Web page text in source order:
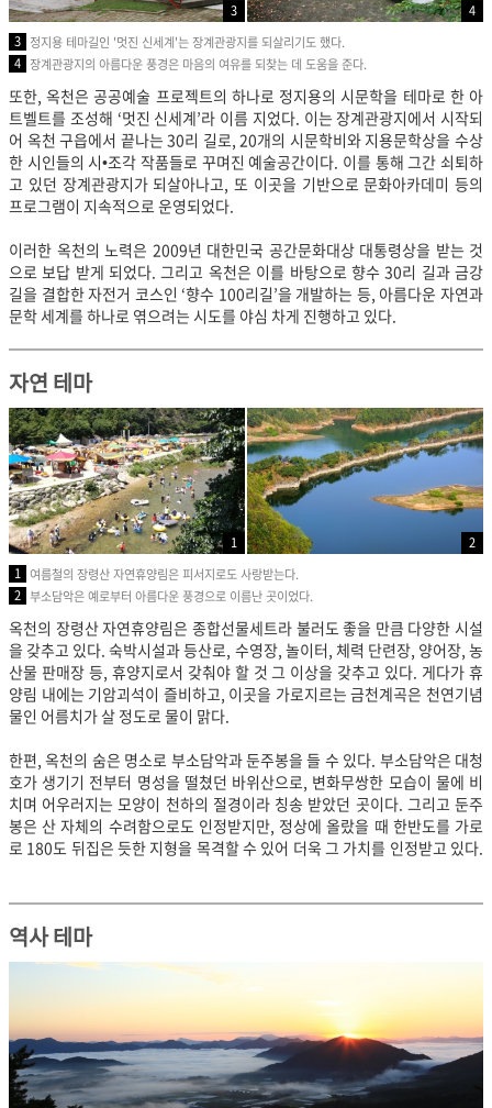
3
4
3 정지용 테마길인 '멋진 신세계'는 장계관광지를 되살리기도 했다.
4 장계관광지의 아름다운 풍경은 마음의 여유를 되찾는 데 도움을 준다.
또한, 옥천은 공공예술 프로젝트의 하나로 정지용의 시문학을 테마로 한 아
트벨트를 조성해 ‘멋진 신세계’라 이름 지었다. 이는 장계관광지에서 시작되
어 옥천 구읍에서 끝나는 30리 길로, 20개의 시문학비와 지용문학상을 수상
한 시인들의 시•조각 작품들로 꾸며진 예술공간이다. 이를 통해 그간 쇠퇴하
고 있던 장계관광지가 되살아나고, 또 이곳을 기반으로 문화아카데미 등의
프로그램이 지속적으로 운영되었다.
이러한 옥천의 노력은 2009년 대한민국 공간문화대상 대통령상을 받는 것
으로 보답 받게 되었다. 그리고 옥천은 이를 바탕으로 향수 30리 길과 금강
길을 결합한 자전거 코스인 ‘향수 100리길’을 개발하는 등, 아름다운 자연과
문학 세계를 하나로 엮으려는 시도를 야심 차게 진행하고 있다.
자연 테마
1
2
1 여름철의 장령산 자연휴양림은 피서지로도 사랑받는다.
2 부소담악은 예로부터 아름다운 풍경으로 이름난 곳이었다.
옥천의 장령산 자연휴양림은 종합선물세트라 불러도 좋을 만큼 다양한 시설
을 갖추고 있다. 숙박시설과 등산로, 수영장, 놀이터, 체력 단련장, 양어장, 농
산물 판매장 등, 휴양지로서 갖춰야 할 것 그 이상을 갖추고 있다. 게다가 휴
양림 내에는 기암괴석이 즐비하고, 이곳을 가로지르는 금천계곡은 천연기념
물인 어름치가 살 정도로 물이 맑다.
한편, 옥천의 숨은 명소로 부소담악과 둔주봉을 들 수 있다. 부소담악은 대청
호가 생기기 전부터 명성을 떨쳤던 바위산으로, 변화무쌍한 모습이 물에 비
치며 어우러지는 모양이 천하의 절경이라 칭송 받았던 곳이다. 그리고 둔주
봉은 산 자체의 수려함으로도 인정받지만, 정상에 올랐을 때 한반도를 가로
로 180도 뒤집은 듯한 지형을 목격할 수 있어 더욱 그 가치를 인정받고 있다.
역사 테마